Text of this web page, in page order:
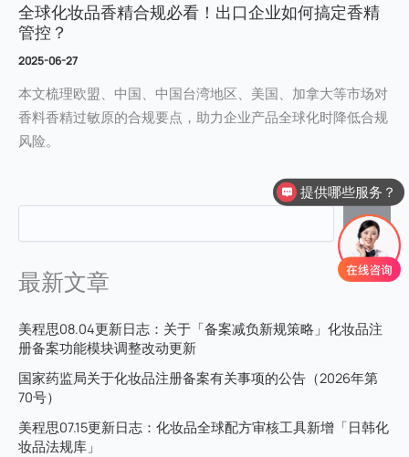
全球化妆品香精合规必看！出口企业如何搞定香精
管控？
2025-06-27
本文梳理欧盟、中国、中国台湾地区、美国、加拿大等市场对
香料香精过敏原的合规要点，助力企业产品全球化时降低合规
风险。
搜索
最新文章
美程思08.04更新日志：关于「备案减负新规策略」化妆品注
册备案功能模块调整改动更新
国家药监局关于化妆品注册备案有关事项的公告（2026年第
70号）
美程思07.15更新日志：化妆品全球配方审核工具新增「日韩化
妆品法规库」
提供哪些服务？